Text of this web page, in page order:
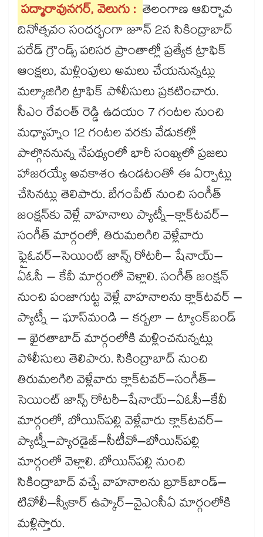
పద్మారావునగర్, వెలుగు : తెలంగాణ ఆవిర్భావ
దినోత్సవం సందర్భంగా జూన్ 2న సికింద్రాబాద్
పరేడ్ గ్రౌండ్స్ పరిసర ప్రాంతాల్లో ప్రత్యేక ట్రాఫిక్
ఆంక్షలు, మళ్లింపులు అమలు చేయనున్నట్లు
మల్కాజిగిరి ట్రాఫిక్ పోలీసులు ప్రకటించారు.
సీఎం రేవంత్ రెడ్డి ఉదయం 7 గంటల నుంచి
మధ్యాహ్నం 12 గంటల వరకు వేడుకల్లో
పాల్గొననున్న నేపథ్యంలో భారీ సంఖ్యలో ప్రజలు
హాజరయ్యే అవకాశం ఉండటంతో ఈ ఏర్పాట్లు
చేసినట్లు తెలిపారు. బేగంపేట్ నుంచి సంగీత్
జంక్షన్‌‌‌‌కు వెళ్లే వాహనాలు ప్యాట్నీ–క్లాక్‌‌‌‌టవర్–
సంగీత్ మార్గంలో, తిరుమలగిరి వెళ్లేవారు
ఫ్లైఓవర్–సెయింట్ జాన్స్ రోటరీ– షేనాయ్–
ఏఓసీ – కేవీ మార్గంలో వెళ్లాలి. సంగీత్ జంక్షన్
నుంచి పంజాగుట్ట వెళ్లే వాహనాలను క్లాక్‌‌‌‌టవర్ –
ప్యాట్నీ – ఘాస్‌‌‌‌మండి – కర్బలా – ట్యాంక్‌‌‌‌బండ్
– ఖైరతాబాద్ మార్గంలోకి మళ్లించనున్నట్లు
పోలీసులు తెలిపారు. సికింద్రాబాద్ నుంచి
తిరుమలగిరి వెళ్లేవారు క్లాక్‌‌‌‌టవర్–సంగీత్–
సెయింట్ జాన్స్ రోటరీ–షేనాయ్–ఏఓసీ–కేవీ
మార్గంలో, బోయిన్‌‌‌‌పల్లి వెళ్లేవారు క్లాక్‌‌‌‌టవర్–
ప్యాట్నీ–ప్యారడైజ్–సీటీవో–బోయిన్‌‌‌‌పల్లి
మార్గంలో వెళ్లాలి. బోయిన్‌‌‌‌పల్లి నుంచి
సికింద్రాబాద్ వచ్చే వాహనాలను బ్రూక్‌‌‌‌బాండ్–
టివోలీ–స్వీకార్ ఉప్కార్–వైఎంసీఏ మార్గంలోకి
మళ్లిస్తారు.